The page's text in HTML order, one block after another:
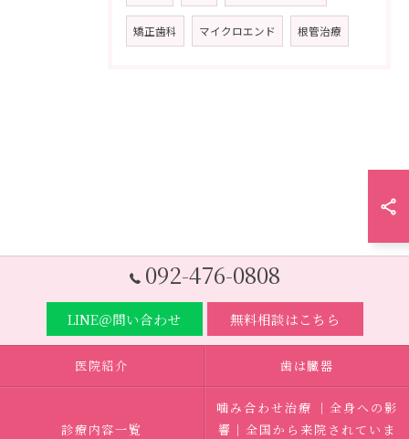
矯正歯科 マイクロエンド 根管治療
092-476-0808
LINE＠問い合わせ 無料相談はこちら
医院紹介 歯は臓器
診療内容一覧
噛み合わせ治療 ｜全身への影
響｜全国から来院されていま